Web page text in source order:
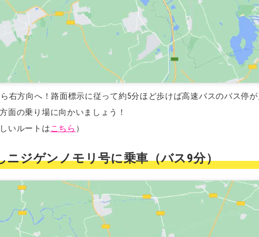
右方向へ！路面標示に従って約5分ほど歩けば高速バスのバス停が
面の乗り場に向かいましょう！
いルートは こちら ）
ニジゲンノモリ号に乗車（バス9分）